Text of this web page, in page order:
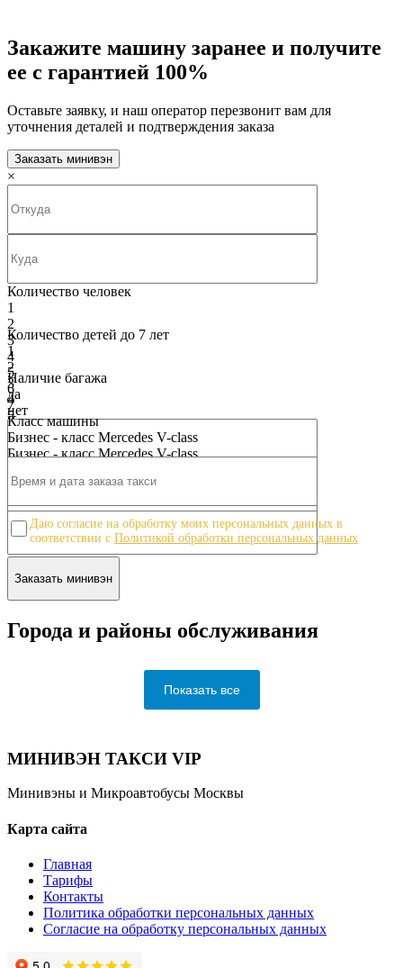
Закажите машину заранее и получите
ее с гарантией 100%
Оставьте заявку, и наш оператор перезвонит вам для
уточнения деталей и подтверждения заказа
Заказать минивэн
×
Количество человек
1
2
3
4
5
6
7
8
9
10
Количество детей до 7 лет
1
2
3
4
5
6
7
9
Наличие багажа
да
нет
Класс машины
Бизнес - класс Mercedes V-class
Бизнес - класс Mercedes V-class
Даю согласие на обработку моих персональных данных в
соответствии с Политикой обработки персональных данных
Города и районы обслуживания
Показать все
МИНИВЭН ТАКСИ VIP
Минивэны и Микроавтобусы Москвы
Карта сайта
Главная
Тарифы
Контакты
Политика обработки персональных данных
Согласие на обработку персональных данных